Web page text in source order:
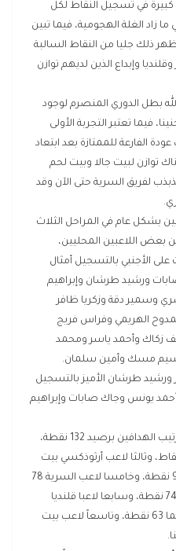
في تسجيل النقاط لكل
زاد الغلة الهجومية، فيما تبين
ذلك جليا من النقاط السالبة
وإبداع الذين لديهم توازن
بطل الدوري المنصرم لوجود
فيما تعتبر التجربة الأولى
الفارعة للممتازة بعد ابتعاد
توازن لبيت جالا وبيت لحم
لفريق السرية حتى الآن وقد
بشكل عام في المراحل الثلاث
بعض اللاعبين المحليين،
الأجنبي بالتسجيل أمثال
ورشيد طرشان وإبراهيم
وسمير دقة وزكريا ظافر
الهريمي وفراس فريج
زكاك وأحمد ياسر ومحمد
مسك وأمين سلمان.
ورشيد طرشان الأميز بالتسجيل
يونس وجاك صابات وإبراهيم
وتصدر لاعب مركز الفارعة الأجنبي ترتيب الهدافين برصيد 132 نقطة،
المرتبة الثانية لاعب إبداع 105 نقاط، وثالثا لاعب أرثوذكسي بيت
لحم 97 نقطة، ورابعا لاعب رمانة 96 نقطة، وخامسا لاعب السرية 78
نقطة، وسادسا لاعب بيت ساحور 74 نقطة، وسابعا لاعبا قلنديا
وأرثوذكسي رام الله ورصيد كل منهما 63 نقطة، وتاسعاً لاعب بيت